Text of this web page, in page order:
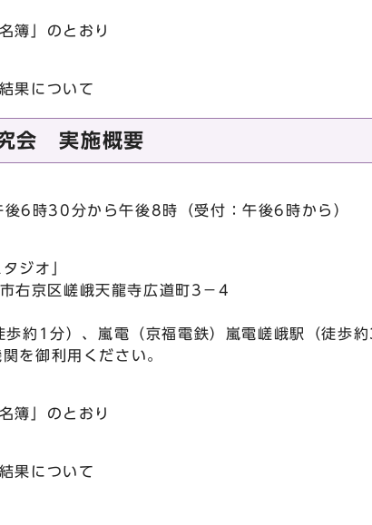
簿」のとおり
果について
会 実施概要
6時30分から午後8時（受付：午後6時から）
ジオ」
京区嵯峨天龍寺広道町3－4
歩約1分）、嵐電（京福電鉄）嵐電嵯峨駅（徒歩
を御利用ください。
簿」のとおり
果について